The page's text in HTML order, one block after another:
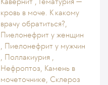
кровь в моче. К какому
врачу обратиться?,
Пиелонефрит у женщин
, Пиелонефрит у мужчин
, Поллакиурия ,
Нефроптоз, Камень в
мочеточнике, Склероз